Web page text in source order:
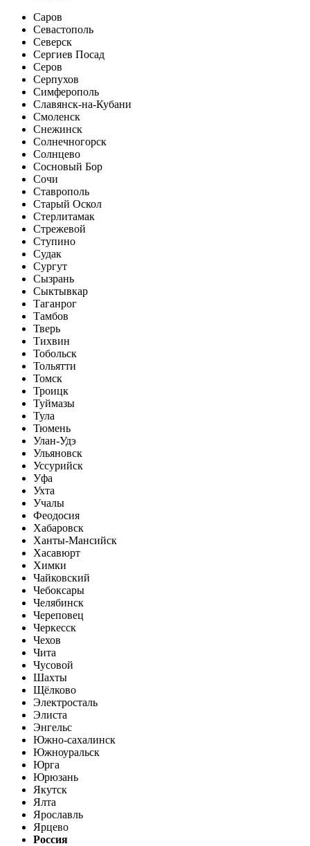
Саров
Севастополь
Северск
Сергиев Посад
Серов
Серпухов
Симферополь
Славянск-на-Кубани
Смоленск
Снежинск
Солнечногорск
Солнцево
Сосновый Бор
Сочи
Ставрополь
Старый Оскол
Стерлитамак
Стрежевой
Ступино
Судак
Сургут
Сызрань
Сыктывкар
Таганрог
Тамбов
Тверь
Тихвин
Тобольск
Тольятти
Томск
Троицк
Туймазы
Тула
Тюмень
Улан-Удэ
Ульяновск
Уссурийск
Уфа
Ухта
Учалы
Феодосия
Хабаровск
Ханты-Мансийск
Хасавюрт
Химки
Чайковский
Чебоксары
Челябинск
Череповец
Черкесск
Чехов
Чита
Чусовой
Шахты
Щёлково
Электросталь
Элиста
Энгельс
Южно-сахалинск
Южноуральск
Юрга
Юрюзань
Якутск
Ялта
Ярославль
Ярцево
Россия